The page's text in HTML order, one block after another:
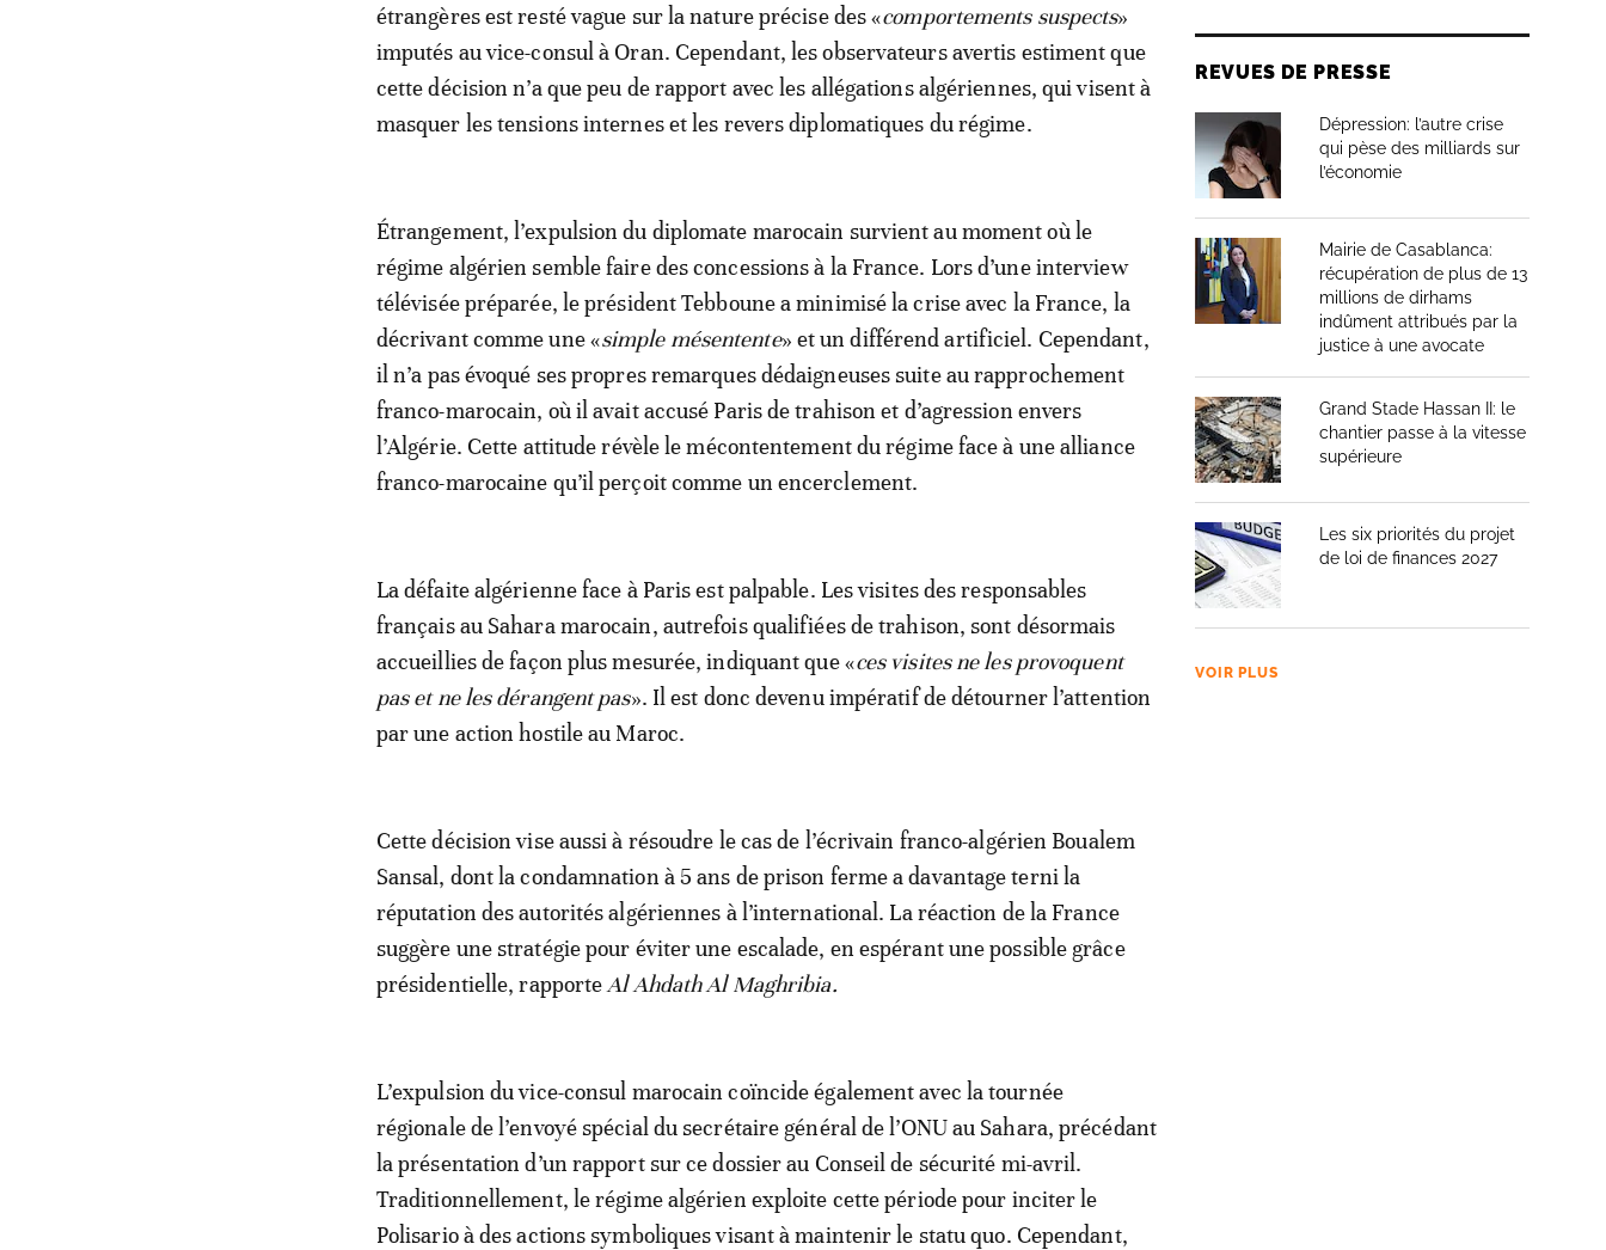
étrangères est resté vague sur la nature précise des «comportements suspects»
imputés au vice-consul à Oran. Cependant, les observateurs avertis estiment que
cette décision n’a que peu de rapport avec les allégations algériennes, qui visent à
masquer les tensions internes et les revers diplomatiques du régime.
Étrangement, l’expulsion du diplomate marocain survient au moment où le
régime algérien semble faire des concessions à la France. Lors d’une interview
télévisée préparée, le président Tebboune a minimisé la crise avec la France, la
décrivant comme une «simple mésentente» et un différend artificiel. Cependant,
il n’a pas évoqué ses propres remarques dédaigneuses suite au rapprochement
franco-marocain, où il avait accusé Paris de trahison et d’agression envers
l’Algérie. Cette attitude révèle le mécontentement du régime face à une alliance
franco-marocaine qu’il perçoit comme un encerclement.
La défaite algérienne face à Paris est palpable. Les visites des responsables
français au Sahara marocain, autrefois qualifiées de trahison, sont désormais
accueillies de façon plus mesurée, indiquant que «ces visites ne les provoquent
pas et ne les dérangent pas». Il est donc devenu impératif de détourner l’attention
par une action hostile au Maroc.
Cette décision vise aussi à résoudre le cas de l’écrivain franco-algérien Boualem
Sansal, dont la condamnation à 5 ans de prison ferme a davantage terni la
réputation des autorités algériennes à l’international. La réaction de la France
suggère une stratégie pour éviter une escalade, en espérant une possible grâce
présidentielle, rapporte Al Ahdath Al Maghribia.
L’expulsion du vice-consul marocain coïncide également avec la tournée
régionale de l’envoyé spécial du secrétaire général de l’ONU au Sahara, précédant
la présentation d’un rapport sur ce dossier au Conseil de sécurité mi-avril.
Traditionnellement, le régime algérien exploite cette période pour inciter le
Polisario à des actions symboliques visant à maintenir le statu quo. Cependant,
REVUES DE PRESSE
Dépression: l’autre crise
qui pèse des milliards sur
l’économie
Mairie de Casablanca:
récupération de plus de 13
millions de dirhams
indûment attribués par la
justice à une avocate
Grand Stade Hassan II: le
chantier passe à la vitesse
supérieure
Les six priorités du projet
de loi de finances 2027
VOIR PLUS